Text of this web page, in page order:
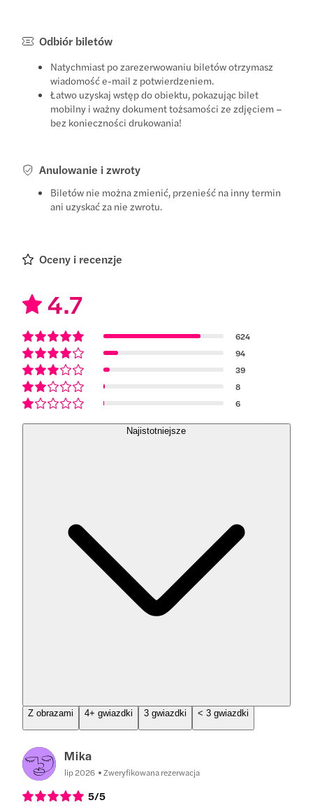
Odbiór biletów
Natychmiast po zarezerwowaniu biletów otrzymasz
wiadomość e-mail z potwierdzeniem.
Łatwo uzyskaj wstęp do obiektu, pokazując bilet
mobilny i ważny dokument tożsamości ze zdjęciem –
bez konieczności drukowania!
Anulowanie i zwroty
Biletów nie można zmienić, przenieść na inny termin
ani uzyskać za nie zwrotu.
Oceny i recenzje
4.7
624
94
39
8
6
Najistotniejsze
Z obrazami 4+ gwiazdki 3 gwiazdki < 3 gwiazdki
Mika
lip 2026 Zweryfikowana rezerwacja
5/5